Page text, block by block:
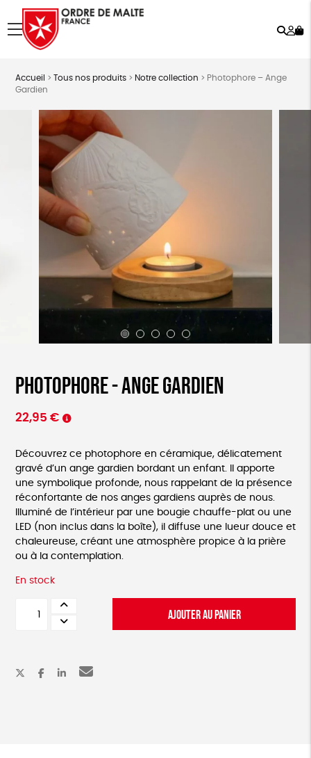
menu
Accueil > Tous nos produits> Notre collection > Photophore – Ange
Gardien
Photophore - Ange Gardien
22,95 €
Découvrez ce photophore en céramique, délicatement
gravé d’un ange gardien bordant un enfant. Il apporte
une symbolique profonde, nous rappelant de la présence
réconfortante de nos anges gardiens auprès de nous.
Illuminé de l’intérieur par une bougie chauffe-plat ou une
LED (non inclus dans la boîte), il diffuse une lueur douce et
chaleureuse, créant une atmosphère propice à la prière
ou à la contemplation.
En stock
AJOUTER AU PANIER